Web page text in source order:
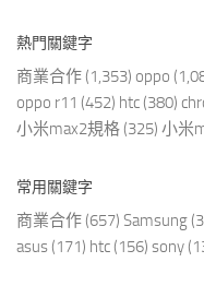
熱門關鍵字
商業合作 (1,353) oppo
oppo r11 (452) htc (380)
小米max2規格 (325) 小米
常用關鍵字
商業合作 (657) Samsung
asus (171) htc (156) sony